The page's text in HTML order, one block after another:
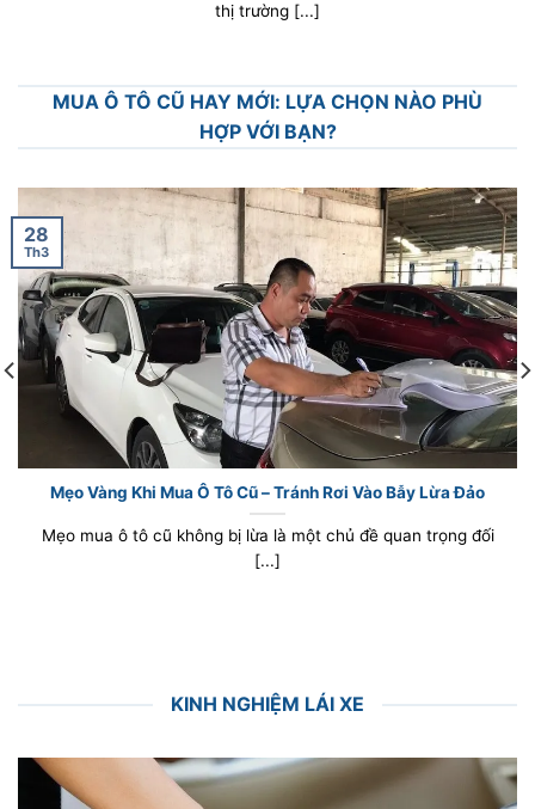
thị trường [...]
MUA Ô TÔ CŨ HAY MỚI: LỰA CHỌN NÀO PHÙ
HỢP VỚI BẠN?
Mẹo Vàng Khi Mua Ô Tô Cũ – Tránh Rơi Vào Bẫy Lừa Đảo
Mẹo mua ô tô cũ không bị lừa là một chủ đề quan trọng đối
[...]
28
Th3
KINH NGHIỆM LÁI XE